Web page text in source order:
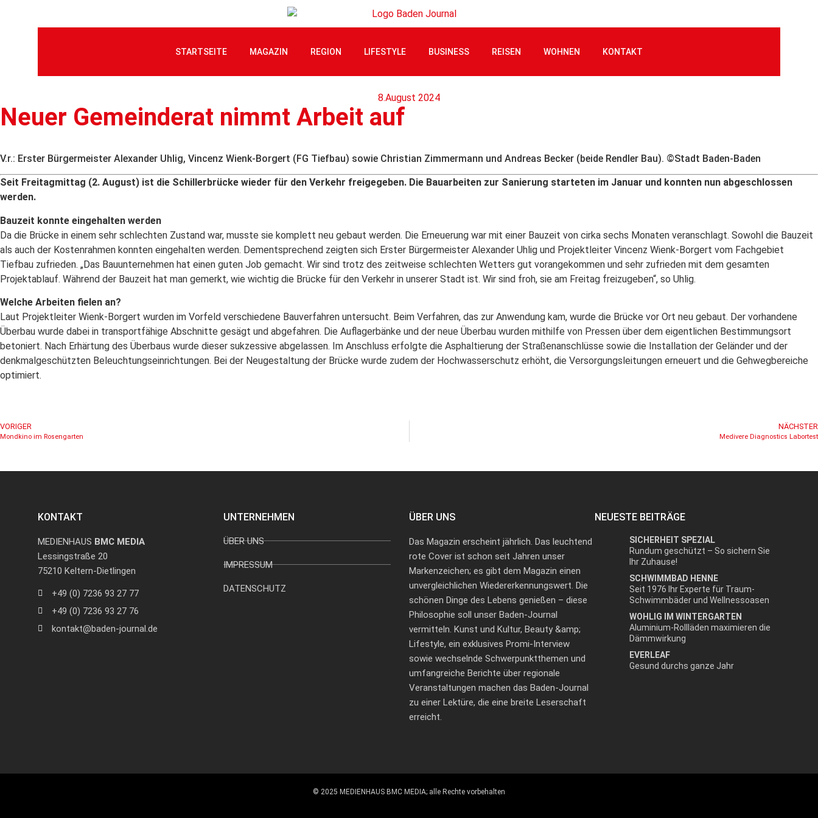
STARTSEITE MAGAZIN REGION LIFESTYLE BUSINESS REISEN WOHNEN KONTAKT
8.August 2024
Neuer Gemeinderat nimmt Arbeit auf
V.r.: Erster Bürgermeister Alexander Uhlig, Vincenz Wienk-Borgert (FG Tiefbau) sowie Christian Zimmermann und Andreas Becker (beide Rendler Bau). ©Stadt Baden-Baden
Seit Freitagmittag (2. August) ist die Schillerbrücke wieder für den Verkehr freigegeben. Die Bauarbeiten zur Sanierung starteten im Januar und konnten nun abgeschlossen
werden.
Bauzeit konnte eingehalten werden
Da die Brücke in einem sehr schlechten Zustand war, musste sie komplett neu gebaut werden. Die Erneue­rung war mit einer Bauzeit von cirka sechs Monaten veranschlagt. Sowohl die Bauzeit
als auch der Kostenrahmen konnten eingehalten werden. Dementsprechend zeigten sich Erster Bürgermeister Alexander Uhlig und Projektleiter Vincenz Wienk-Borgert vom Fachgebiet
Tiefbau zufrieden. „Das Bauunternehmen hat einen guten Job gemacht. Wir sind trotz des zeitweise schlechten Wetters gut vorangekommen und sehr zufrieden mit dem gesamten
Projektablauf. Während der Bauzeit hat man gemerkt, wie wichtig die Brücke für den Verkehr in unserer Stadt ist. Wir sind froh, sie am Freitag freizugeben“, so Uhlig.
Welche Arbeiten fielen an?
Laut Projektleiter Wienk-Borgert wurden im Vorfeld verschiedene Bauverfahren untersucht. Beim Verfahren, das zur Anwendung kam, wurde die Brücke vor Ort neu gebaut. Der vorhandene
Überbau wurde dabei in transportfähige Abschnitte gesägt und abgefahren. Die Auflagerbänke und der neue Überbau wurden mithilfe von Pressen über dem eigentlichen Bestimmungsort
betoniert. Nach Erhärtung des Überbaus wurde dieser sukzessive abgelassen. Im Anschluss erfolgte die Asphaltierung der Straßenanschlüsse sowie die Installation der Geländer und der
denkmalgeschützten Beleuchtungseinrichtungen. Bei der Neugestaltung der Brücke wurde zudem der Hochwasserschutz erhöht, die Versorgungsleitungen erneuert und die Gehwegbereiche
optimiert.
VORIGER
Mondkino im Rosengarten
NÄCHSTER
Medivere Diagnostics Labortest
KONTAKT
MEDIENHAUS BMC MEDIA
Lessingstraße 20
75210 Keltern-Dietlingen
+49 (0) 7236 93 27 77
+49 (0) 7236 93 27 76
kontakt@baden-journal.de
UNTERNEHMEN
ÜBER UNS
IMPRESSUM
DATENSCHUTZ
ÜBER UNS
Das Magazin erscheint jährlich. Das leuchtend
rote Cover ist schon seit Jahren unser
Markenzeichen; es gibt dem Magazin einen
unvergleichlichen Wiedererkennungswert. Die
schönen Dinge des Lebens genießen – diese
Philosophie soll unser Baden-Journal
vermitteln. Kunst und Kultur, Beauty &amp;
Lifestyle, ein exklusives Promi-Interview
sowie wechselnde Schwerpunktthemen und
umfangreiche Berichte über regionale
Veranstaltungen machen das Baden-Journal
zu einer Lektüre, die eine breite Leserschaft
erreicht.
NEUESTE BEITRÄGE
SICHERHEIT SPEZIAL
Rundum geschützt – So sichern Sie
Ihr Zuhause!
SCHWIMMBAD HENNE
Seit 1976 Ihr Experte für Traum-
Schwimmbäder und Wellnessoasen
WOHLIG IM WINTERGARTEN
Aluminium-Rollläden maximieren die
Dämmwirkung
EVERLEAF
Gesund durchs ganze Jahr
© 2025 MEDIENHAUS BMC MEDIA; alle Rechte vorbehalten